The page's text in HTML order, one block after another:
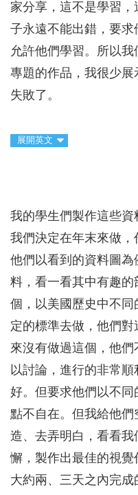
家分享，這不是學習
子永遠不能出錯，要
允許他們學習。所以
專題的作品，我很少
失敗了。
展開英文
我的學生們製作這些資
我們決定在年末來做
他們以看到的資料圖
料，看一看其中有趣
個，以美國歷史中不
定的標準去做，他們
來沒有做過這個，他們
以討論，進行的非常
好。但要求他們以不
點不自在。但我給他們
造、去弄明白，看看
懈，製作出最佳的視
大約兩、三天之內完